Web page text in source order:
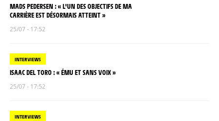
MADS PEDERSEN : « L'UN DES OBJECTIFS DE MA
CARRIÈRE EST DÉSORMAIS ATTEINT »
25/07 - 17:52
INTERVIEWS
ISAAC DEL TORO : « ÉMU ET SANS VOIX »
25/07 - 17:52
INTERVIEWS